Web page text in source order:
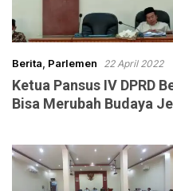
Berita Parlemen 22 April 2022
Ketua Pansus IV DPRD
Bisa Merubah Budaya